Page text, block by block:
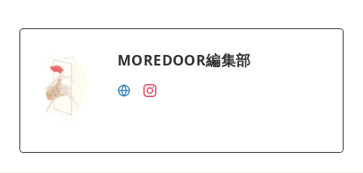
MOREDOOR編集部